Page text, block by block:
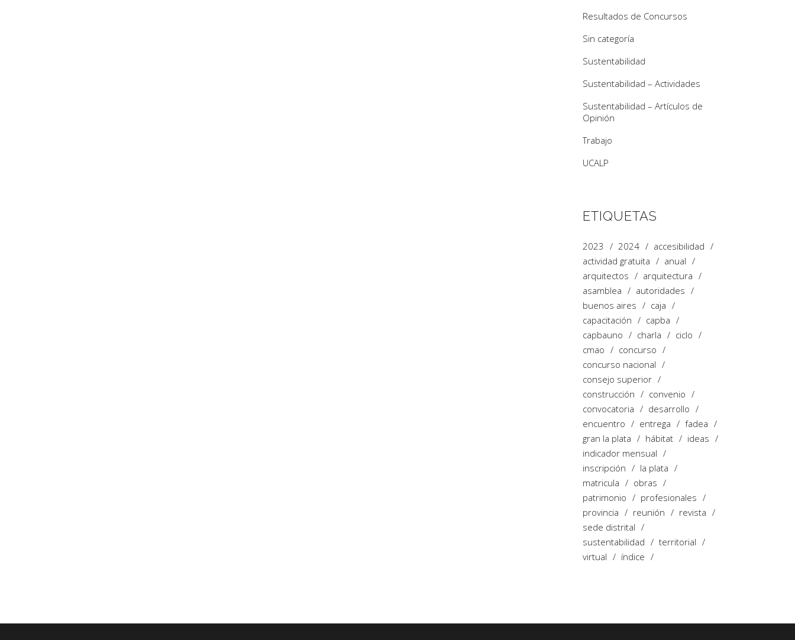
Resultados de Concursos
Sin categoría
Sustentabilidad
Sustentabilidad – Actividades
Sustentabilidad – Artículos de
Opinión
Trabajo
UCALP
ETIQUETAS
2023 2024
accesibilidad
actividad gratuita
anual
arquitectos
arquitectura
asamblea
autoridades
buenos aires
caja
capacitación
capba
capbauno
charla
ciclo
cmao
concurso
concurso nacional
consejo superior
construcción
convenio
convocatoria
desarrollo
encuentro
entrega
fadea
gran la plata
hábitat
ideas
indicador mensual
inscripción
la plata
matricula
obras
patrimonio
profesionales
provincia
reunión
revista
sede distrital
sustentabilidad
territorial
virtual
índice